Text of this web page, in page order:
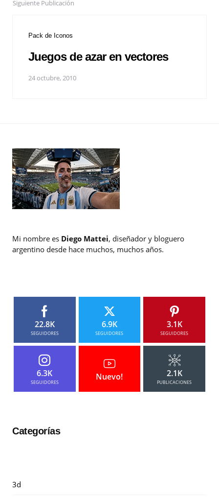
Siguiente Publicación
Pack de Iconos
Juegos de azar en vectores
24 octubre, 2010
Mi nombre es Diego Mattei, diseñador y bloguero
argentino desde hace muchos, muchos años.
22.8K
SEGUIDORES
6.9K
SEGUIDORES
3.1K
SEGUIDORES
6.3K
SEGUIDORES
Nuevo! 2.1K
PUBLICACIONES
Categorías
3d